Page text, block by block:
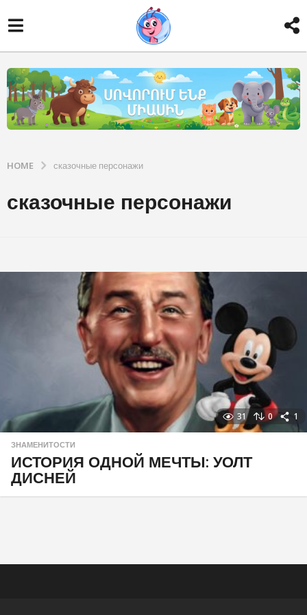
HOME сказочные персонажи
сказочные персонажи
31 0 1
ЗНАМЕНИТОСТИ
ИСТОРИЯ ОДНОЙ МЕЧТЫ: УОЛТ
ДИСНЕЙ